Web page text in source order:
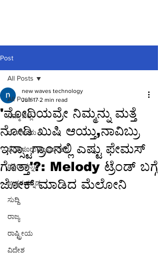
Post
All Posts
ನಿಮ್ಮ ಜಿಲ್ಲೆ
ಬೆಂಗಳೂರು
ಬೆಂಗಳೂರು-ಗ್ರಾಮಾಂತರ
ದಕ್ಷಿಣ-ಕನ್ನಡ
ಉತ್ತರ-ಕನ್ನಡ
ಸುದ್ದಿ
ರಾಜ್ಯ
ರಾಷ್ಟ್ರೀಯ
ವಿದೇಶ
All Posts
'ಮೋದಿಯವ್ರೇ ನಿಮ್ಮನ್ನು ಮತ್ತೆ
ನೋಡಿ ಖುಷಿ ಆಯ್ತು,ನಾವಿಬ್ರು
ಇನ್ಸ್ಟಾಗ್ರಾಂನಲ್ಲಿ ಎಷ್ಟು ಫೇಮಸ್
ಗೊತ್ತಾ'?: Melody ಟ್ರೆಂಡ್ ಬಗ್ಗೆ
ಜೋಕ್ ಮಾಡಿದ ಮೆಲೋನಿ
new waves technology
Jun 17 2 min read